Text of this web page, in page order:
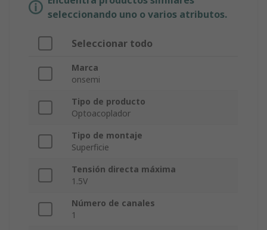
seleccionando uno o varios atributos.
Seleccionar todo
Marca
onsemi
Tipo de producto
Optoacoplador
Tipo de montaje
Superficie
Tensión directa máxima
1.5V
Número de canales
1